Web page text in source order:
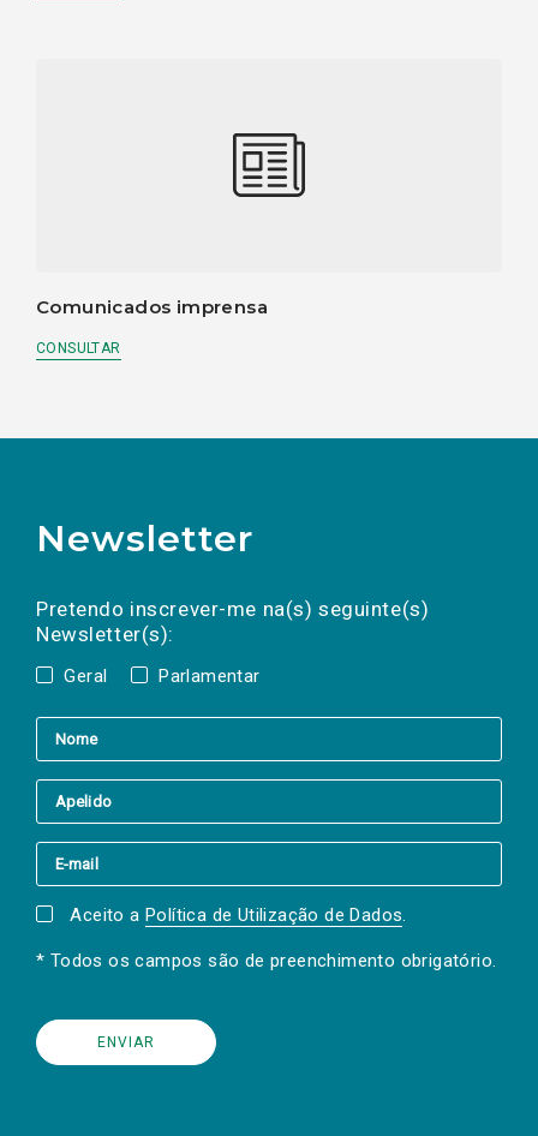
Comunicados imprensa
CONSULTAR
Newsletter
Pretendo inscrever-me na(s) seguinte(s)
Newsletter(s):
Geral Parlamentar
a(s) newsletter(s).
mail
Aceito a Política de Utilização de Dados.
* Todos os campos são de preenchimento obrigatório.